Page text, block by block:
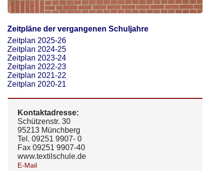
Zeitpläne der vergangenen Schuljahre
Zeitplan 2025-26
Zeitplan 2024-25
Zeitplan 2023-24
Zeitplan 2022-23
Zeitplan 2021-22
Zeitplan 2020-21
Kontaktadresse:
Schützenstr. 30
95213 Münchberg
Tel. 09251 9907- 0
Fax 09251 9907-40
www.textilschule.de
E-Mail